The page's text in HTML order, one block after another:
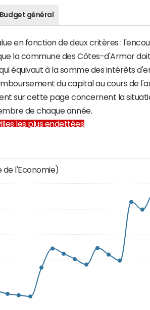
Budget général
en fonction de deux critères :
la commune des Côtes-d'Armor
équivaut à la somme des intérêts
du capital au cours de
sur cette page concernent la
de chaque année.
les plus endettées
de l'Economie)